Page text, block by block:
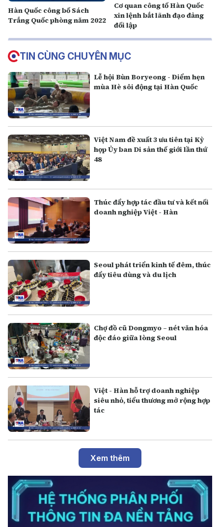
Hàn Quốc công bố Sách
Trắng Quốc phòng năm 2022
Cơ quan công tố Hàn Quốc
xin lệnh bắt lãnh đạo đảng
đối lập
TIN CÙNG CHUYÊN MỤC
Lễ hội Bùn Boryeong - Điểm hẹn
mùa Hè sôi động tại Hàn Quốc
Việt Nam đề xuất 3 ưu tiên tại Kỳ
họp Ủy ban Di sản thế giới lần thứ
48
Thúc đẩy hợp tác đầu tư và kết nối
doanh nghiệp Việt - Hàn
Seoul phát triển kinh tế đêm, thúc
đẩy tiêu dùng và du lịch
Chợ đồ cũ Dongmyo – nét văn hóa
độc đáo giữa lòng Seoul
Việt - Hàn hỗ trợ doanh nghiệp
siêu nhỏ, tiểu thương mở rộng hợp
tác
Xem thêm